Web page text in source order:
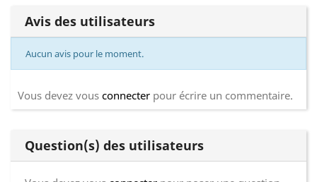
Avis des utilisateurs
Aucun avis pour le moment.
Vous devez vous connecter pour écrire un commentaire.
Question(s) des utilisateurs